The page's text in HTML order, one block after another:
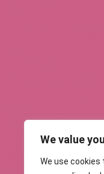
We value
We use cookies